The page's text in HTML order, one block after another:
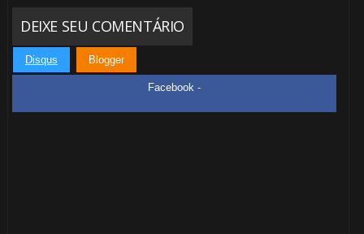
DEIXE SEU COMENTÁRIO
Disqus Blogger
Facebook -
1️⃣ 8️⃣
🎈